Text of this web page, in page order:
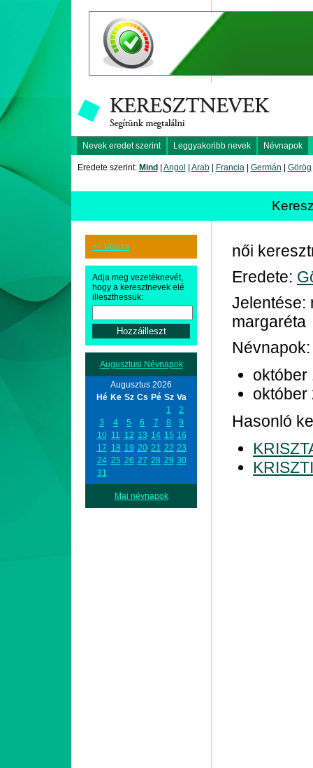
Nevek eredet szerint Leggyakoribb nevek Névnapok
Eredete szerint: Mind Angol Arab| Francia| Germán Görög
<< Vissza
Adja meg vezetéknevét,
hogy a keresztnevek elé
illeszthessük:
Augusztusi Névnapok
Augusztus 2026
Hé Ke Sz Cs Pé Sz Va
1
2
3
4 5 6 7 8
9
10 11 12 13 14 15 16
17 18 19 20 21 22 23
24 25 26 27 28 29 30
31
Mai névnapok
női
Eredete:
Jelentése:
margaréta
Névnapok:
október
október
Hasonló